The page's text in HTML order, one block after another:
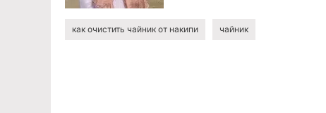
как очистить чайник от накипи чайник